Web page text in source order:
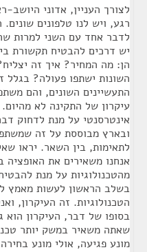
לצורך העניין, אדוני
רגע, ויש לנו טלפונים
לדבר אחד עם השני למרות
יש דרכים להבטיח תקשורת
הן: מה המחיר? איך זה
השונות ישתפו פעולה? בגלל
התעשיינים השונים, והם
עיקרון של התקינה לא מהיום.
אינטרסנטי על מנת לדחוק
ובארץ מבוססת על זה
לתאימות, בין השאר. יראו
אנחנו משאירים את
מהטכנולוגיות על מנת
בשלב הראשון לעשות מאמץ
הטכנולוגיות. זה העיקרון,
בסופו של דבר, העיקרון
שאתה משאיר במשק יותר
מונע פגיעה, אולי מונע